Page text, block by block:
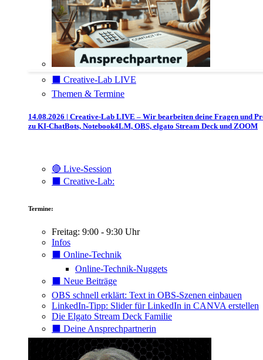
⬛️ Creative-Lab LIVE
Themen & Termine
14.08.2026 | Creative-Lab LIVE – Wir bearbeiten deine Fragen und
zu KI-ChatBots, Notebook4LM, OBS, elgato Stream Deck und ZOOM
🔴 Live-Session
⬛️ Creative-Lab:
Termine:
Freitag: 9:00 - 9:30 Uhr
Infos
⬛️ Online-Technik
Online-Technik-Nuggets
⬛️ Neue Beiträge
OBS schnell erklärt: Text in OBS-Szenen einbauen
LinkedIn-Tipp: Slider für LinkedIn in CANVA erstellen
Die Elgato Stream Deck Familie
⬛️ Deine Ansprechpartnerin